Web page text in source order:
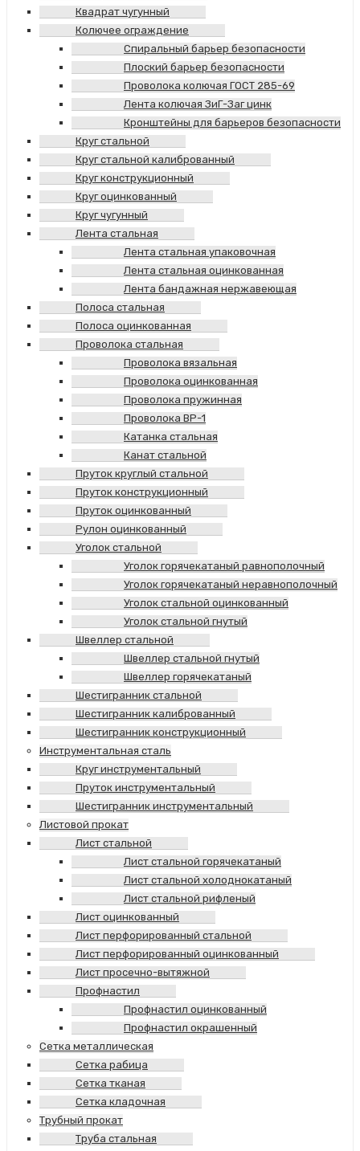
Квадрат чугунный
Колючее ограждение
Спиральный барьер безопасности
Плоский барьер безопасности
Проволока колючая ГОСТ 285-69
Лента колючая ЗиГ-Заг цинк
Кронштейны для барьеров безопасности
Круг стальной
Круг стальной калиброванный
Круг конструкционный
Круг оцинкованный
Круг чугунный
Лента стальная
Лента стальная упаковочная
Лента стальная оцинкованная
Лента бандажная нержавеющая
Полоса стальная
Полоса оцинкованная
Проволока стальная
Проволока вязальная
Проволока оцинкованная
Проволока пружинная
Проволока ВР-1
Катанка стальная
Канат стальной
Пруток круглый стальной
Пруток конструкционный
Пруток оцинкованный
Рулон оцинкованный
Уголок стальной
Уголок горячекатаный равнополочный
Уголок горячекатаный неравнополочный
Уголок стальной оцинкованный
Уголок стальной гнутый
Швеллер стальной
Швеллер стальной гнутый
Швеллер горячекатаный
Шестигранник стальной
Шестигранник калиброванный
Шестигранник конструкционный
Инструментальная сталь
Круг инструментальный
Пруток инструментальный
Шестигранник инструментальный
Листовой прокат
Лист стальной
Лист стальной горячекатаный
Лист стальной холоднокатаный
Лист стальной рифленый
Лист оцинкованный
Лист перфорированный стальной
Лист перфорированный оцинкованный
Лист просечно-вытяжной
Профнастил
Профнастил оцинкованный
Профнастил окрашенный
Сетка металлическая
Сетка рабица
Сетка тканая
Сетка кладочная
Трубный прокат
Труба стальная